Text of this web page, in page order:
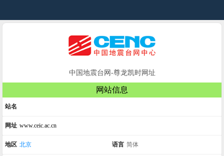
中国地震台网-尊龙凯时网址
网站信息
站名
网址 www.ceic.ac.cn
地区 北京 语言 简体